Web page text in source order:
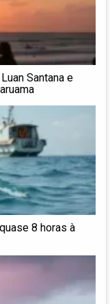
Santana e
8 horas à